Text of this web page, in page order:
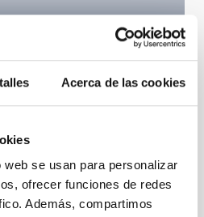
Acerca de las cookies
se usan para personalizar
ofrecer funciones de redes
Además, compartimos